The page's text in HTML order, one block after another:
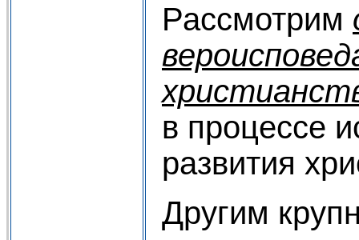
Рассмотрим
в процессе
развития
Другим